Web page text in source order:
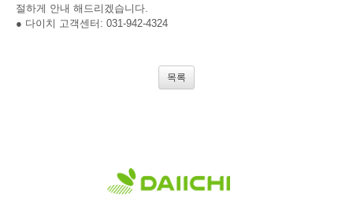
절하게 안내 해드리겠습니다.
● 다이치 고객센터: 031-942-4324
목록